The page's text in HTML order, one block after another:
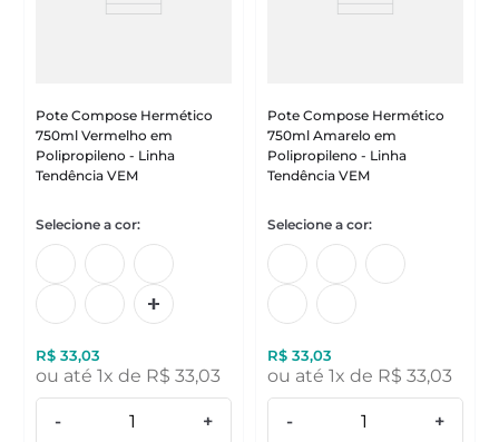
Pote Compose Hermético
750ml Vermelho em
Polipropileno - Linha
Tendência VEM
R$ 33,03
ou até 1x de R$ 33,03
- +
Pote Compose Hermético
750ml Amarelo em
Polipropileno - Linha
Tendência VEM
R$ 33,03
ou até 1x de R$ 33,03
- +